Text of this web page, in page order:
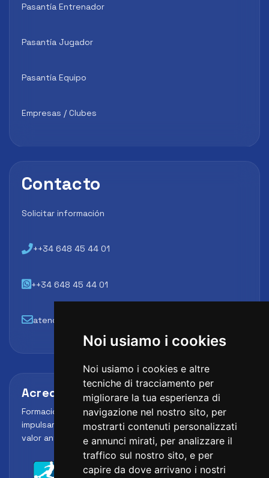
Noi usiamo i cookies
Noi usiamo i cookies e altre
tecniche di tracciamento per
migliorare la tua esperienza di
navigazione nel nostro sito, per
mostrarti contenuti personalizzati
e annunci mirati, per analizzare il
traffico sul nostro sito, e per
capire da dove arrivano i nostri
Pasantía Entrenador
Pasantía Jugador
Pasantía Equipo
Empresas / Clubes
Contacto
Solicitar información
++34 648 45 44 01
++34 648 45 44 01
atencion@futbollab.com
Acreditaciones y alianzas
Formación, metodología y reconocimiento para
impulsar el perfil profesional del alumno y reforzar su
valor ante clubes, academias y entidades deportivas.